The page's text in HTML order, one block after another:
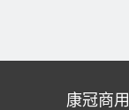
康冠商用